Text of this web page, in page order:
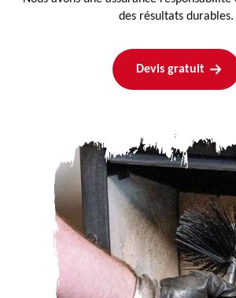
des résultats durables.
Devis gratuit